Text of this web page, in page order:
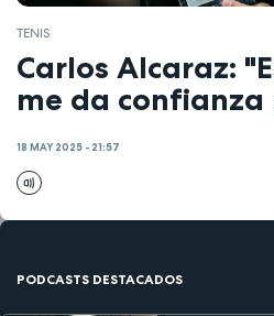
TENIS
Carlos Alcaraz:
me da confianza
18 MAY 2025 - 21:57
PODCASTS DESTACADOS